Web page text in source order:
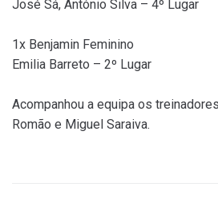
José Sá, António Silva – 4º Lugar
1x Benjamin Feminino
Emilia Barreto – 2º Lugar
Acompanhou a equipa os
Romão e Miguel Saraiva.